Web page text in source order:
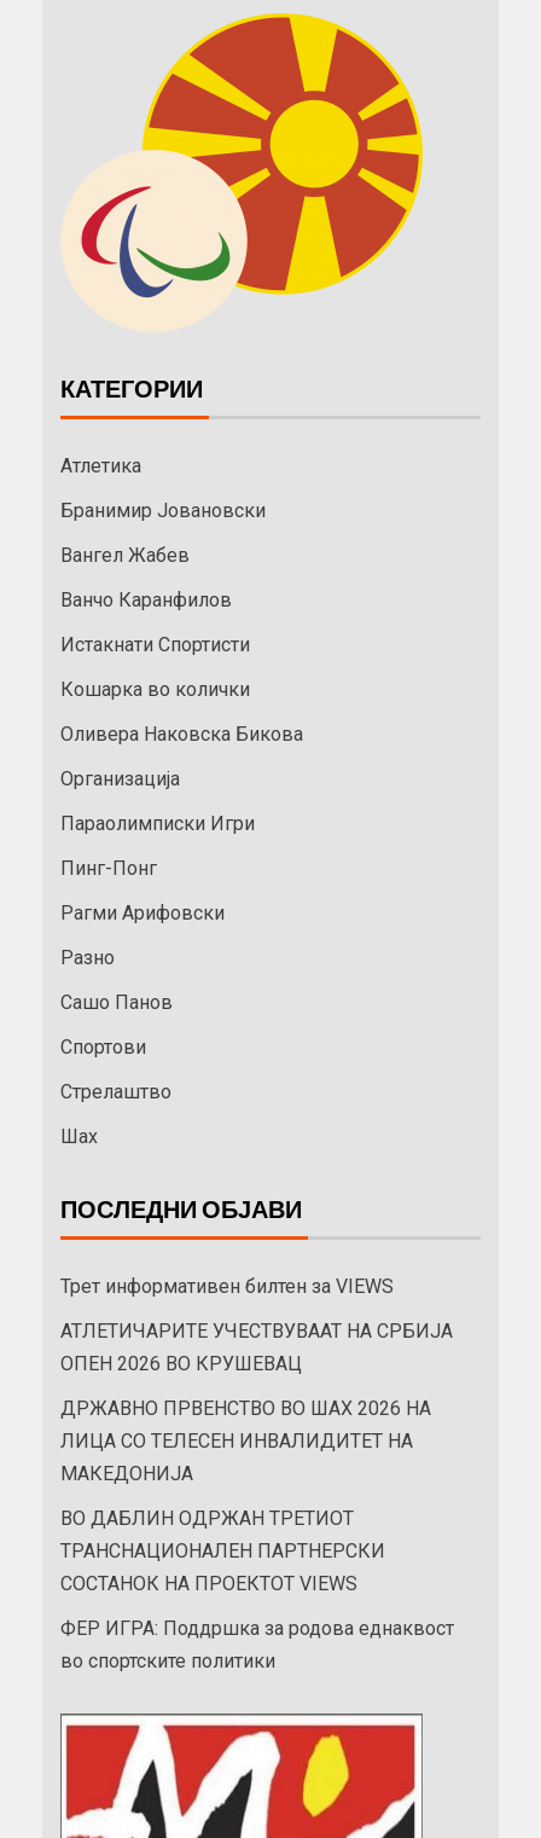
КАТЕГОРИИ
Атлетика
Бранимир Јовановски
Вангел Жабев
Ванчо Каранфилов
Истакнати Спортисти
Кошарка во колички
Оливера Наковска Бикова
Организација
Параолимписки Игри
Пинг-Понг
Рагми Арифовски
Разно
Сашо Панов
Спортови
Стрелаштво
Шах
ПОСЛЕДНИ ОБЈАВИ
Трет информативен билтен за VIEWS
АТЛЕТИЧАРИТЕ УЧЕСТВУВААТ НА СРБИЈА
ОПЕН 2026 ВО КРУШЕВАЦ
ДРЖАВНО ПРВЕНСТВО ВО ШАХ 2026 НА
ЛИЦА СО ТЕЛЕСЕН ИНВАЛИДИТЕТ НА
МАКЕДОНИЈА
ВО ДАБЛИН ОДРЖАН ТРЕТИОТ
ТРАНСНАЦИОНАЛЕН ПАРТНЕРСКИ
СОСТАНОК НА ПРОЕКТОТ VIEWS
ФЕР ИГРА: Поддршка за родова еднаквост
во спортските политики